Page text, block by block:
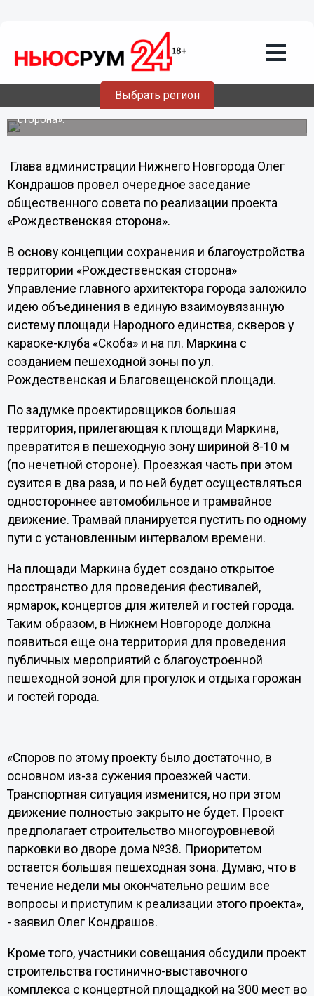
Выбрать регион
Улица Рождественская станет
Планы по реконструкции улицы обсудили на заседании
общественного совета проекта «Рождественская
сторона».
Глава администрации Нижнего Новгорода Олег
Кондрашов провел очередное заседание
общественного совета по реализации проекта
«Рождественская сторона».
В основу концепции сохранения и благоустройства
территории «Рождественская сторона»
Управление главного архитектора города заложило
идею объединения в единую взаимоувязанную
систему площади Народного единства, скверов у
караоке-клуба «Скоба» и на пл. Маркина с
созданием пешеходной зоны по ул.
Рождественская и Благовещенской площади.
По задумке проектировщиков большая
территория, прилегающая к площади Маркина,
превратится в пешеходную зону шириной 8-10 м
(по нечетной стороне). Проезжая часть при этом
сузится в два раза, и по ней будет осуществляться
одностороннее автомобильное и трамвайное
движение. Трамвай планируется пустить по одному
пути с установленным интервалом времени.
На площади Маркина будет создано открытое
пространство для проведения фестивалей,
ярмарок, концертов для жителей и гостей города.
Таким образом, в Нижнем Новгороде должна
появиться еще она территория для проведения
публичных мероприятий с благоустроенной
пешеходной зоной для прогулок и отдыха горожан
и гостей города.
«Споров по этому проекту было достаточно, в
основном из-за сужения проезжей части.
Транспортная ситуация изменится, но при этом
движение полностью закрыто не будет. Проект
предполагает строительство многоуровневой
парковки во дворе дома №38. Приоритетом
остается большая пешеходная зона. Думаю, что в
течение недели мы окончательно решим все
вопросы и приступим к реализации этого проекта»,
- заявил Олег Кондрашов.
Кроме того, участники совещания обсудили проект
строительства гостинично-выставочного
комплекса с концертной площадкой на 300 мест во